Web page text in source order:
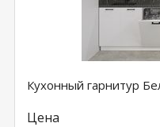
Кухонный гарнитур
Цена